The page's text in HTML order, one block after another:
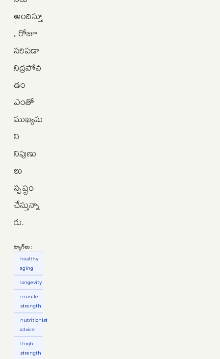
అందిస్తూ
, రోజూ
సరిపడా
నిద్రపోవ
డం
ఎంతో
ముఖ్యమ
ని
నిపుణు
లు
స్పష్టం
చేస్తున్నా
రు.
ట్యాగ్‌లు:
healthy
aging
longevity
muscle
strength
nutritionist
advice
thigh
strength